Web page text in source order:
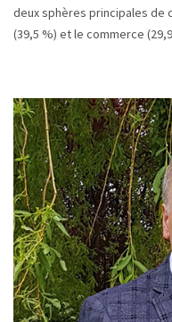
deux sphères principales de
(39,5 %) et le commerce